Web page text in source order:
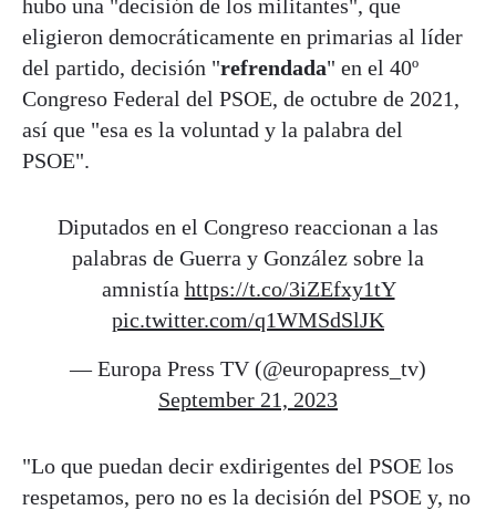
hubo una "decisión de los militantes", que
eligieron democráticamente en primarias al líder
del partido, decisión "refrendada" en el 40º
Congreso Federal del PSOE, de octubre de 2021,
así que "esa es la voluntad y la palabra del
PSOE".
Diputados en el Congreso reaccionan a las
palabras de Guerra y González sobre la
amnistía https://t.co/3iZEfxy1tY
pic.twitter.com/q1WMSdSlJK
— Europa Press TV (@europapress_tv)
September 21, 2023
"Lo que puedan decir exdirigentes del PSOE los
respetamos, pero no es la decisión del PSOE y, no